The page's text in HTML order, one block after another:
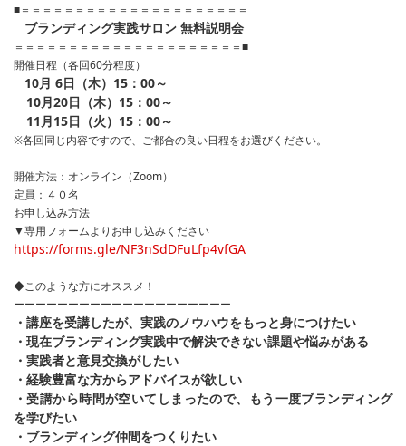
■＝＝＝＝＝＝＝＝＝＝＝＝＝＝＝＝＝＝＝＝＝
ブランディング実践サロン 無料説明会
＝＝＝＝＝＝＝＝＝＝＝＝＝＝＝＝＝＝＝＝＝■
開催日程（各回60分程度）
10月 6日（木）15：00～
10月20日（木）15：00～
11月15日（火）15：00～
※各回同じ内容ですので、ご都合の良い日程をお選びください。
開催方法：オンライン（Zoom）
定員：４０名
お申し込み方法
▼専用フォームよりお申し込みください
https://forms.gle/NF3nSdDFuLfp4vfGA
◆このような方にオススメ！
ーーーーーーーーーーーーーーーーーーーー
・講座を受講したが、実践のノウハウをもっと身につけたい
・現在ブランディング実践中で解決できない課題や悩みがある
・実践者と意見交換がしたい
・経験豊富な方からアドバイスが欲しい
・受講から時間が空いてしまったので、もう一度ブランディング
を学びたい
・ブランディング仲間をつくりたい